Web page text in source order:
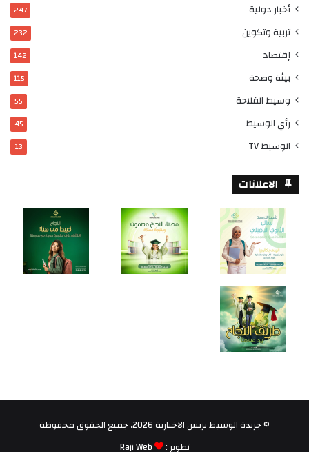
أخبار دولية 247
تربية وتكوين 232
إقتصاد 142
بيئة وصحة 115
وسيط الفلاحة 55
رأي الوسيط 45
الوسيط TV 13
الاعلانات
© جريدة الوسيط بريس الاخبارية 2026، جميع الحقوق محفوظة
تطوير :
Raji Web